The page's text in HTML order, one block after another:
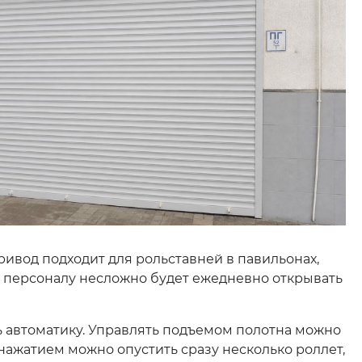
подходит для рольставней в павильонах,
несложно будет ежедневно открывать
Управлять подъемом полотна можно
можно опустить сразу несколько роллет,